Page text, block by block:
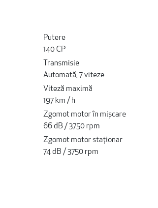
Putere
140 CP
Transmisie
Automată, 7 viteze
Viteză maximă
197 km / h
Zgomot motor în mișcare
66 dB / 3750 rpm
Zgomot motor staționar
74 dB / 3750 rpm